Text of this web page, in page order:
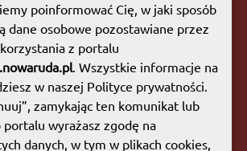
GODZINY OTWARCIA:
09:00 - 17:00
Wtorek:
09:00 - 17:00
Środa:
09:00 - 17:00
Czwartek:
08:00 - 15:30
Piątek:
09:00 - 17:00
Sobota:
08:00 - 13:00
poinformować Cię, w jaki sposób
dane osobowe pozostawiane przez
z portalu
. Wszystkie informacje na
w naszej Polityce prywatności.
zamykając ten komunikat lub
portalu wyrażasz zgodę na
danych, w tym w plikach cookies,